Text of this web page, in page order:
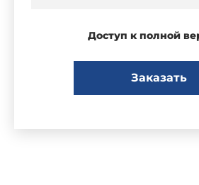
Доступ к полной
Заказать